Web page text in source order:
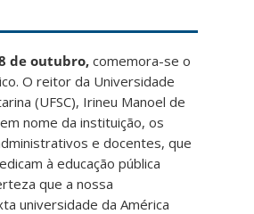
de outubro,comemora-se o
O reitor da Universidade
(UFSC), Irineu Manoel de
nome da instituição, os
e docentes, que
à educação pública
que a nossa
universidade da América